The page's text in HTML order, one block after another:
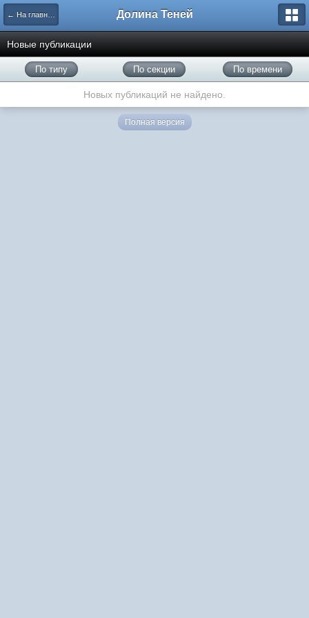
← На главную Долина Теней
Новые публикации
По типу По секции По времени
Новых публикаций не найдено.
Полная версия